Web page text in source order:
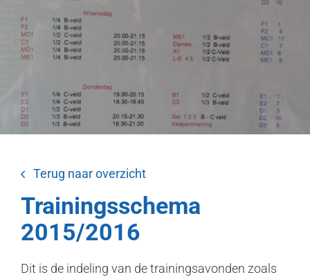
Terug naar overzicht
Trainingsschema
2015/2016
Dit is de indeling van de trainingsavonden zoals